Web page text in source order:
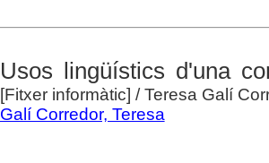
Usos lingüístics d'una
[Fitxer informàtic] / Teresa Galí
Galí Corredor, Teresa